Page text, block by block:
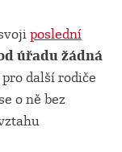
poslední
úřadu žádná
další rodiče
o ně bez